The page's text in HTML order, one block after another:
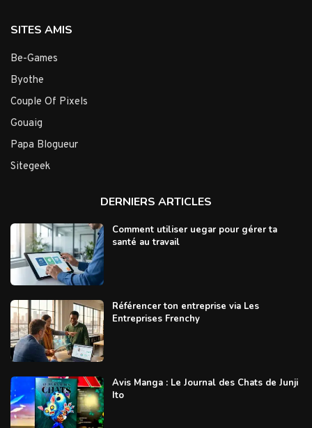
SITES AMIS
Be-Games
Byothe
Couple Of Pixels
Gouaig
Papa Blogueur
Sitegeek
DERNIERS ARTICLES
Comment utiliser uegar pour gérer ta
santé au travail
Référencer ton entreprise via Les
Entreprises Frenchy
Avis Manga : Le Journal des Chats de Junji
Ito